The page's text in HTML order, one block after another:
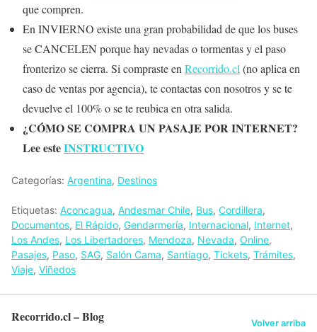
que compren.
En INVIERNO existe una gran probabilidad de que los buses
se CANCELEN porque hay nevadas o tormentas y el paso
fronterizo se cierra. Si compraste en Recorrido.cl (no aplica en
caso de ventas por agencia), te contactas con nosotros y se te
devuelve el 100% o se te reubica en otra salida.
¿CÓMO SE COMPRA UN PASAJE POR INTERNET?
Lee esteINSTRUCTIVO
Categorías: Argentina, Destinos
Etiquetas: Aconcagua, Andesmar Chile, Bus, Cordillera,
Documentos, El Rápido, Gendarmería, Internacional, Internet,
Los Andes, Los Libertadores, Mendoza, Nevada, Online,
Pasajes, Paso, SAG, Salón Cama, Santiago, Tickets, Trámites,
Viaje, Viñedos
Recorrido.cl – Blog Volver arriba